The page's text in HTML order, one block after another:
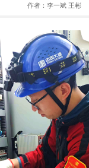
作者： 李一斌 王彬